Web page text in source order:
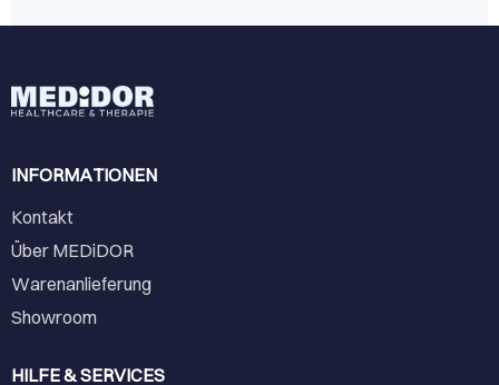
INFORMATIONEN
Kontakt
Über MEDiDOR
Warenanlieferung
Showroom
HILFE & SERVICES